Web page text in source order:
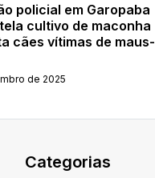
policial em Garopaba
cultivo de maconha
cães vítimas de maus-
de 2025
Categorias